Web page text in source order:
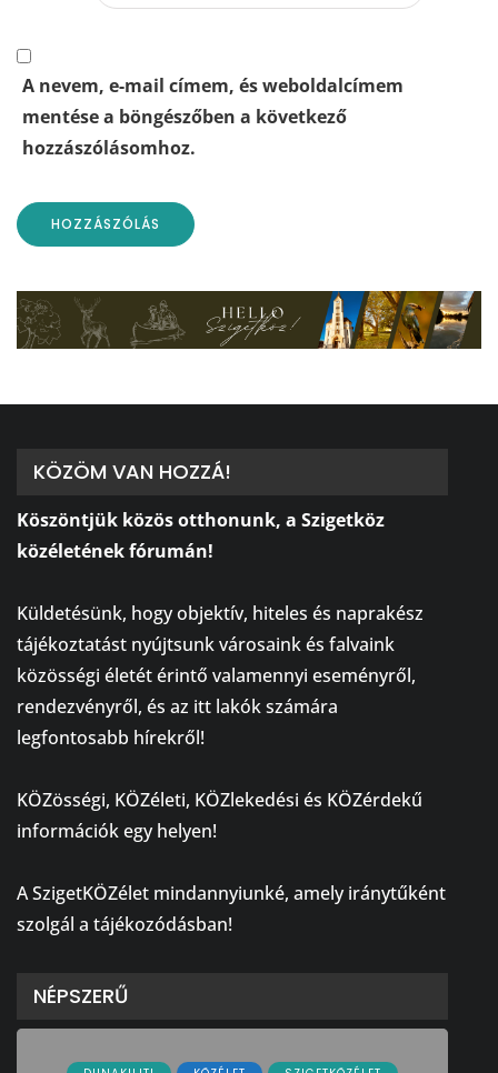
A nevem, e-mail címem, és weboldalcímem
mentése a böngészőben a következő
hozzászólásomhoz.
KÖZÖM VAN HOZZÁ!
Köszöntjük közös otthonunk, a Szigetköz
közéletének fórumán!
Küldetésünk, hogy objektív, hiteles és naprakész
tájékoztatást nyújtsunk városaink és falvaink
közösségi életét érintő valamennyi eseményről,
rendezvényről, és az itt lakók számára
legfontosabb hírekről!
KÖZösségi, KÖZéleti, KÖZlekedési és KÖZérdekű
információk egy helyen!
A SzigetKÖZélet mindannyiunké, amely iránytűként
szolgál a tájékozódásban!
NÉPSZERŰ